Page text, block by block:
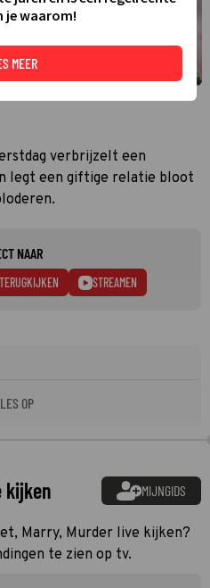
verbrijzelt een
legt een giftige relatie bloot
NAAR
TERUGKIJKEN STREAMEN
OP
kijken MIJNGIDS
Marry, Murder live kijken?
te zien op tv.
je waarom!
MEER